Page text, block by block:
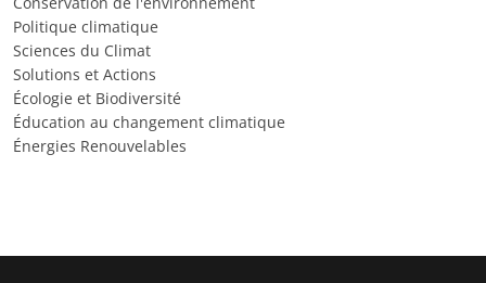
Politique climatique
Sciences du Climat
Solutions et Actions
Écologie et Biodiversité
Éducation au changement climatique
Énergies Renouvelables